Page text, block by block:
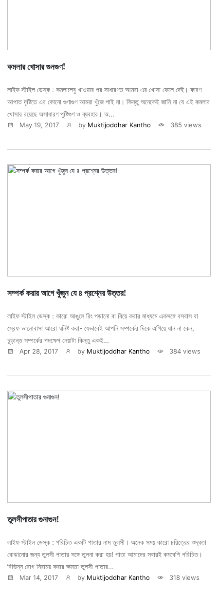
কমলার খোসার গুনগুণ!
লাইফ স্টাইল ডেস্ক : কমলালেবু খাওয়ার পর সাধারণত আমরা এর খোসা ফেলে দেই। কারণ
আপাত দৃষ্টিতে এর কোনো গুণাগুণ আমরা খুঁজে পাই না। কিন্তু অনেকেই জানি না যে এই কমলার
খোসার রয়েছে অসাধারণ পুষ্টিগুণ ও ব্যবহার। অ...
May 19, 2017 by Muktijoddhar Kantho 385 views
সম্পর্ক করার আগে খুঁজুন যে ৪ প্রশ্নের উত্তর!
লাইফ স্টাইল ডেস্ক : কারো আঙুলে রিং পড়ানো বা বিয়ে করার মাধ্যমে একসঙ্গে বসবাস বা
স্রেফ ভালোবাসা আরো ঘনিষ্ট করা- যেভাবেই আপনি সম্পর্কের দিকে এগিয়ে যান না কেন,
চূড়ান্ত সম্পর্কের পদক্ষেপ নেয়াটা কিন্তু একই...
Apr 28, 2017 by Muktijoddhar Kantho 384 views
তুলসীপাতার গুনাগুন!
লাইফ স্টাইল ডেস্ক : পরিচিত একটি পাতার নাম তুলসী। অনেক সময় কারো চরিত্রের শুদ্ধতা
বোঝানোর জন্য তুলসী পাতার সঙ্গে তুলনা করা হয়! পাতা আমাদের সবারই কমবেশি পরিচিত।
বিভিন্ন রোগ নিরাময় করার ক্ষমতা তুলসী পাতার...
Mar 14, 2017 by Muktijoddhar Kantho 318 views